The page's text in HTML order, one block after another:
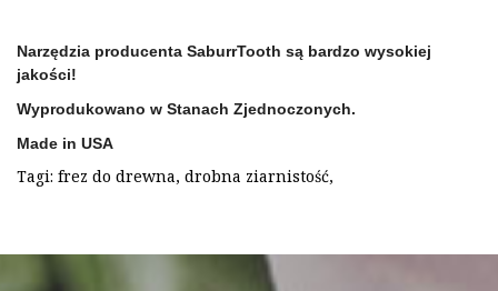
Narzędzia producenta SaburrTooth są bardzo wysokiej
jakości!
Wyprodukowano w Stanach Zjednoczonych.
Made in USA
Tagi: frez do drewna, drobna ziarnistość,